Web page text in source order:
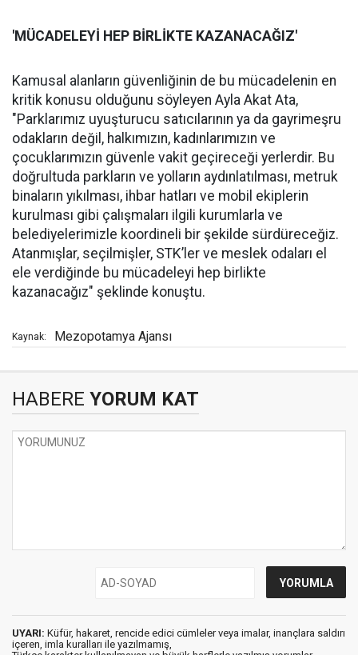
'MÜCADELEYİ HEP BİRLİKTE KAZANACAĞIZ'
Kamusal alanların güvenliğinin de bu mücadelenin en
kritik konusu olduğunu söyleyen Ayla Akat Ata,
"Parklarımız uyuşturucu satıcılarının ya da gayrimeşru
odakların değil, halkımızın, kadınlarımızın ve
çocuklarımızın güvenle vakit geçireceği yerlerdir. Bu
doğrultuda parkların ve yolların aydınlatılması, metruk
binaların yıkılması, ihbar hatları ve mobil ekiplerin
kurulması gibi çalışmaları ilgili kurumlarla ve
belediyelerimizle koordineli bir şekilde sürdüreceğiz.
Atanmışlar, seçilmişler, STK’ler ve meslek odaları el
ele verdiğinde bu mücadeleyi hep birlikte
kazanacağız" şeklinde konuştu.
Kaynak: Mezopotamya Ajansı
HABERE YORUM KAT
UYARI: Küfür, hakaret, rencide edici cümleler veya imalar, inançlara saldırı
içeren, imla kuralları ile yazılmamış,